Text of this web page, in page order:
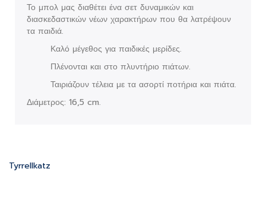
Το μπολ μας διαθέτει ένα σετ δυναμικών και
διασκεδαστικών νέων χαρακτήρων που θα λατρέψουν
τα παιδιά.
Καλό μέγεθος για παιδικές μερίδες.
Πλένονται και στο πλυντήριο πιάτων.
Ταιριάζουν τέλεια με τα ασορτί ποτήρια και πιάτα.
Διάμετρος: 16,5 cm.
Tyrrellkatz